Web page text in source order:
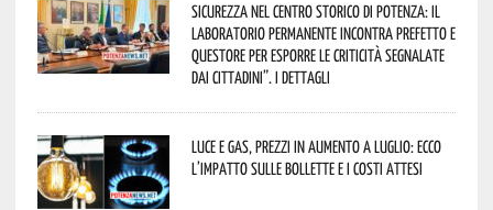
Sicurezza nel Centro Storico di Potenza: il
Laboratorio Permanente incontra Prefetto e
Questore per esporre le criticità segnalate
dai cittadini”. I dettagli
Luce e gas, prezzi in aumento a luglio: ecco
l’impatto sulle bollette e i costi attesi